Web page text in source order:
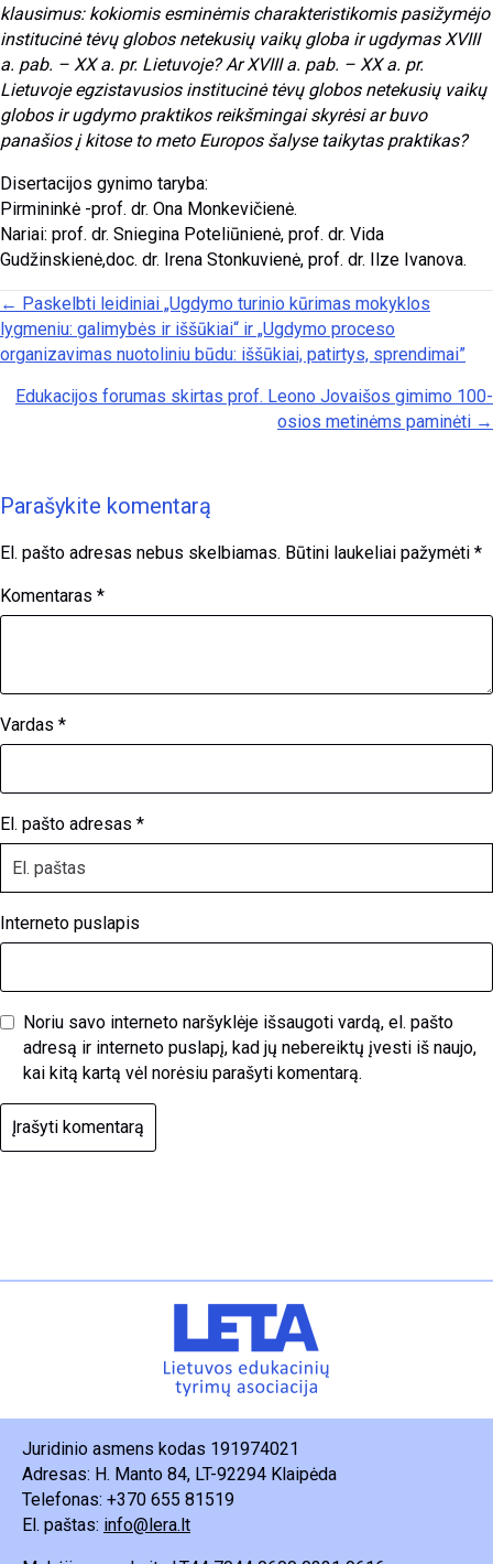
klausimus: kokiomis esminėmis charakteristikomis pasižymėjo
institucinė tėvų globos netekusių vaikų globa ir ugdymas XVIII
a. pab. – XX a. pr. Lietuvoje? Ar XVIII a. pab. – XX a. pr.
Lietuvoje egzistavusios institucinė tėvų globos netekusių vaikų
globos ir ugdymo praktikos reikšmingai skyrėsi ar buvo
panašios į kitose to meto Europos šalyse taikytas praktikas?
Disertacijos gynimo taryba:
Pirmininkė -prof. dr. Ona Monkevičienė.
Nariai: prof. dr. Sniegina Poteliūnienė, prof. dr. Vida
Gudžinskienė,doc. dr. Irena Stonkuvienė, prof. dr. Ilze Ivanova.
Posts navigation
← Paskelbti leidiniai „Ugdymo turinio kūrimas mokyklos
lygmeniu: galimybės ir iššūkiai“ ir „Ugdymo proceso
organizavimas nuotoliniu būdu: iššūkiai, patirtys, sprendimai”
Edukacijos forumas skirtas prof. Leono Jovaišos gimimo 100-
osios metinėms paminėti →
Parašykite komentarą
El. pašto adresas nebus skelbiamas. Būtini laukeliai pažymėti *
Komentaras *
Vardas *
El. pašto adresas *
Interneto puslapis
Noriu savo interneto naršyklėje išsaugoti vardą, el. pašto
adresą ir interneto puslapį, kad jų nebereiktų įvesti iš naujo,
kai kitą kartą vėl norėsiu parašyti komentarą.
Juridinio asmens kodas 191974021
Adresas: H. Manto 84, LT-92294 Klaipėda
Telefonas: +370 655 81519
El. paštas: info@lera.lt